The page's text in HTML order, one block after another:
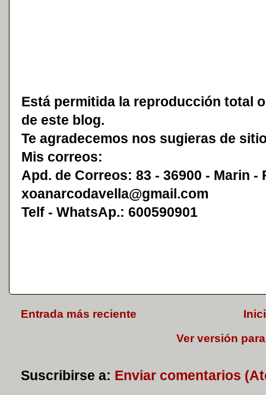
Está permitida la reproducción total
de este blog.
Te agradecemos nos sugieras de
Mis correos:
Apd. de Correos: 83 - 36900 - Marin -
xoanarcodavella@gmail.com
Telf - WhatsAp.: 600590901
Entrada más reciente
Ver versión
Suscribirse a: Enviar comentarios